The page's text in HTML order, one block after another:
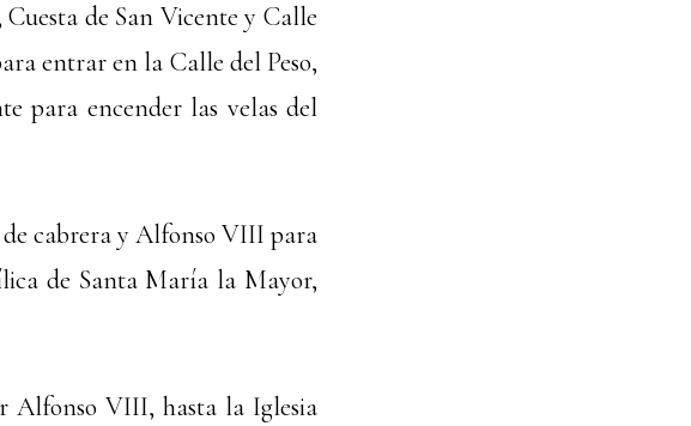
de San Vicente y Calle
entrar en la Calle del Peso,
para encender las velas del
cabrera y Alfonso VIII para
de Santa María la Mayor,
Alfonso VIII, hasta la Iglesia